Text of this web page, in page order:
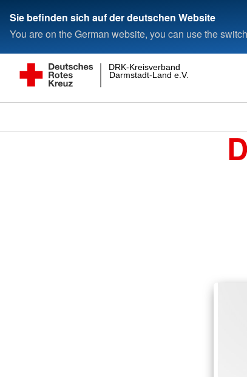
Sie befinden sich auf der deutschen Website
You are on the German website, you can use the
Darmstadt-Land e.V.
DRK-Kreisverband